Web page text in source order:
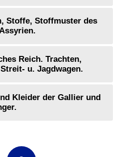
Stoffe, Stoffmuster des
Reich. Trachten,
u. Jagdwagen.
Kleider der Gallier und